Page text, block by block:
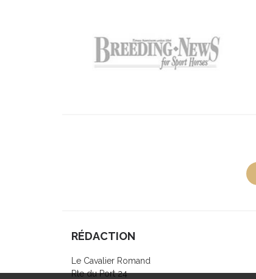
RÉDACTION
Le Cavalier Romand
Rte du Port 24